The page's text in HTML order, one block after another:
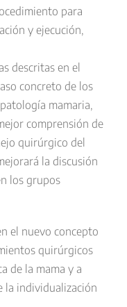
para
y ejecución,
descritas en el
concreto de los
mamaria,
comprensión de
quirúrgico del
la discusión
los grupos
el nuevo concepto
quirúrgicos
de la mama y a
la individualización